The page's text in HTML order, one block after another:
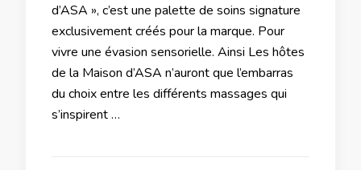
d’ASA », c’est une palette de soins signature
exclusivement créés pour la marque. Pour
vivre une évasion sensorielle. Ainsi Les hôtes
de la Maison d’ASA n’auront que l’embarras
du choix entre les différents massages qui
s’inspirent …